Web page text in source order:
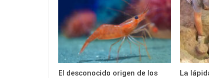
El desconocido origen de los
La